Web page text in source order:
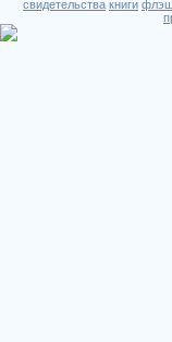
свидетельства книги